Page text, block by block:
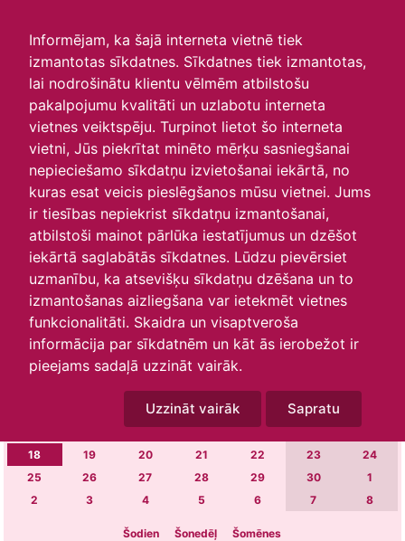
Informējam, ka šajā interneta vietnē tiek
izmantotas sīkdatnes. Sīkdatnes tiek izmantotas,
lai nodrošinātu klientu vēlmēm atbilstošu
pakalpojumu kvalitāti un uzlabotu interneta
vietnes veiktspēju. Turpinot lietot šo interneta
vietni, Jūs piekrītat minēto mērķu sasniegšanai
nepieciešamo sīkdatņu izvietošanai iekārtā, no
kuras esat veicis pieslēgšanos mūsu vietnei. Jums
ir tiesības nepiekrist sīkdatņu izmantošanai,
atbilstoši mainot pārlūka iestatījumus un dzēšot
iekārtā saglabātās sīkdatnes. Lūdzu pievērsiet
uzmanību, ka atsevišķu sīkdatņu dzēšana un to
izmantošanas aizliegšana var ietekmēt vietnes
funkcionalitāti. Skaidra un visaptveroša
informācija par sīkdatnēm un kāt ās ierobežot ir
pieejams sadaļā uzzināt vairāk.
Uzzināt vairāk Sapratu
Skats :
Aktuālie
Šodien Šonedēļ
Šomēnes
Arhīvs
O T S
6 7 9
13 14 15 16
18
19 20 21 22 23
24
25
26 27 28 29 30
1
2
3 4 5 6 7 8
Šodien Šonedēļ Šomēnes